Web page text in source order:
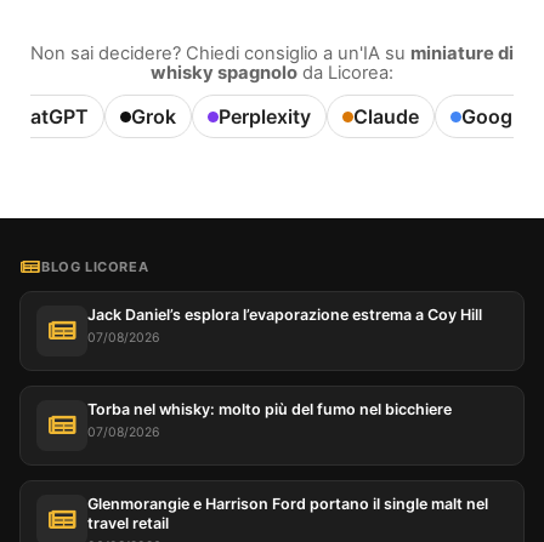
Non sai decidere? Chiedi consiglio a un'IA su miniature di
whisky spagnolo da Licorea:
ChatGPT Grok Perplexity Claude Google
BLOG LICOREA
Jack Daniel’s esplora l’evaporazione estrema a Coy Hill
07/08/2026
Torba nel whisky: molto più del fumo nel bicchiere
07/08/2026
Glenmorangie e Harrison Ford portano il single malt nel
travel retail
memorizzare e scrivere informazioni sul tuo browser
e sul tuo dispositivo. Le informazioni trattate da